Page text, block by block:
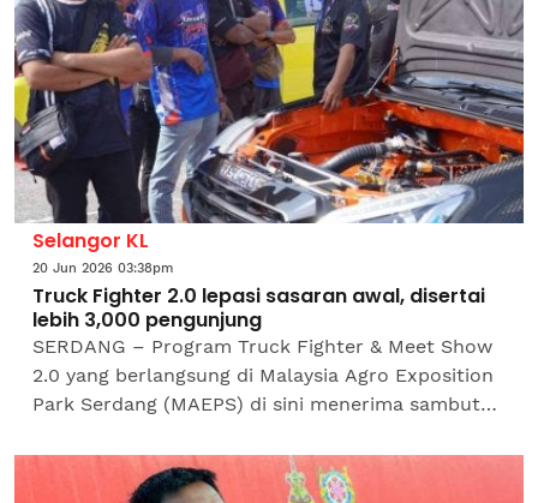
Selangor KL
20 Jun 2026 03:38pm
Truck Fighter 2.0 lepasi sasaran awal, disertai
lebih 3,000 pengunjung
SERDANG – Program Truck Fighter & Meet Show
2.0 yang berlangsung di Malaysia Agro Exposition
Park Serdang (MAEPS) di sini menerima sambutan
pengunjung melepasi...